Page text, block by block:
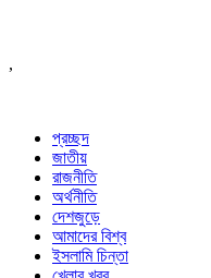
,
প্রচ্ছদ
জাতীয়
রাজনীতি
অর্থনীতি
দেশজুড়ে
আমাদের বিশ্ব
ইসলামি চিন্তা